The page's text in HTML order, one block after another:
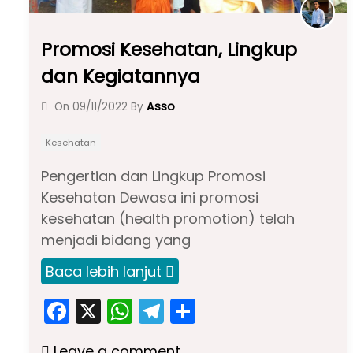
Promosi Kesehatan, Lingkup
dan Kegiatannya
On 09/11/2022 By Asso
Kesehatan
Pengertian dan Lingkup Promosi
Kesehatan Dewasa ini promosi
kesehatan (health promotion) telah
menjadi bidang yang
Baca lebih lanjut
F
a
X W
h
T
el